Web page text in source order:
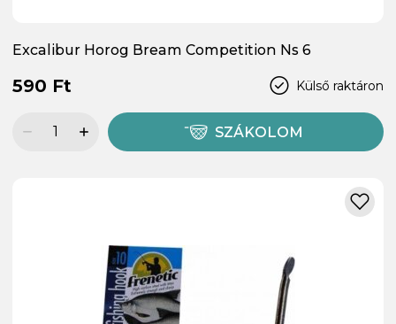
Excalibur Horog Bream Competition Ns 6
Külső raktáron
590 Ft
SZÁKOLOM